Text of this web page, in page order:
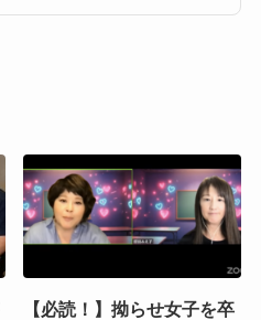
【必読！】拗らせ女子を卒